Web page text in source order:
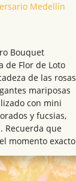
Medellín
Bouquet
de Flor de Loto
de las rosas
mariposas
con mini
y fucsias,
Recuerda que
momento exacto